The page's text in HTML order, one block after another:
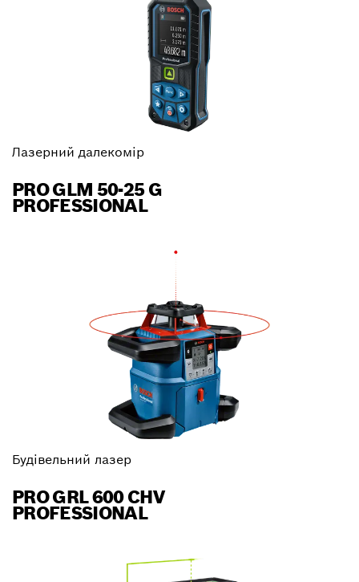
Лазерний далекомір
PRO GLM 50-25 G
PROFESSIONAL
Будівельний лазер
PRO GRL 600 CHV
PROFESSIONAL